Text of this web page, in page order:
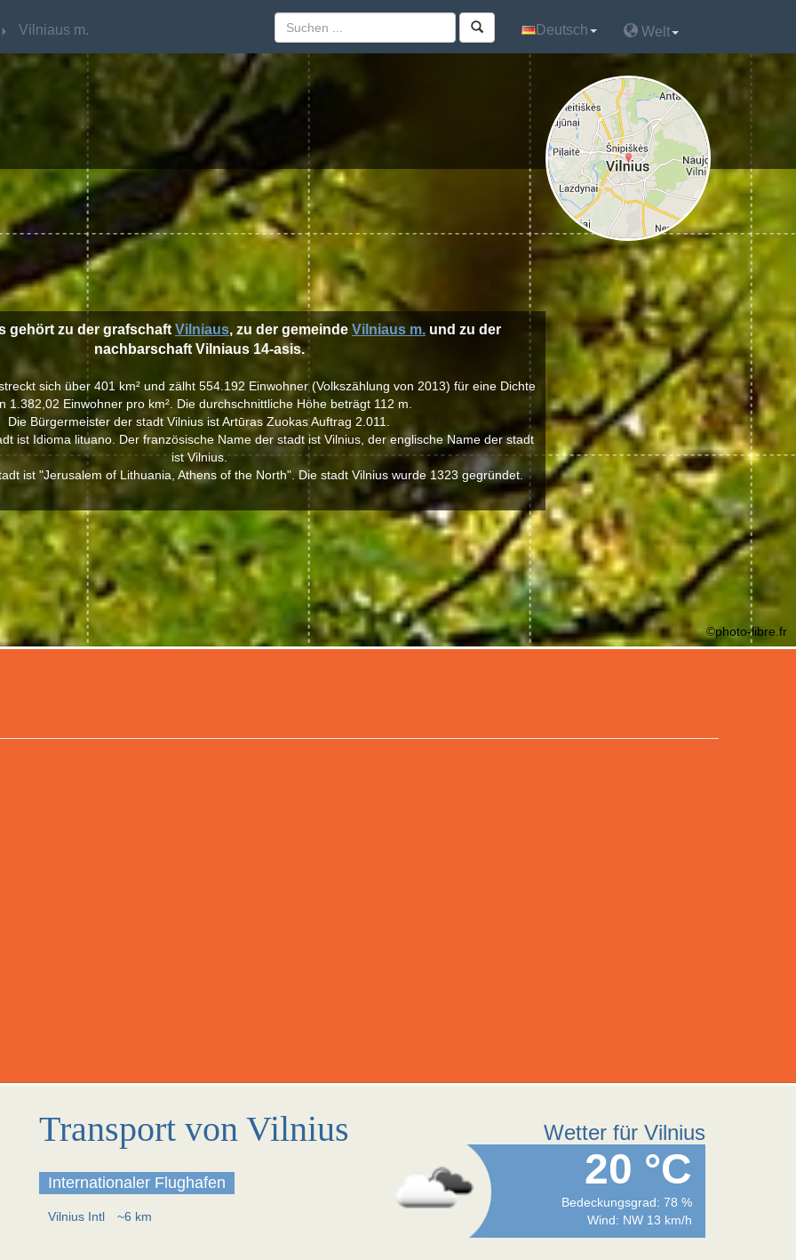
Vilniaus m. Deutsch Welt
gehört zu der grafschaft Vilniaus, zu der gemeinde Vilniaus m. und zu der
nachbarschaft Vilniaus 14-asis.
sich über 401 km² und zälht 554.192 Einwohner (Volkszählung von 2013) für eine Dichte
1.382,02 Einwohner pro km². Die durchschnittliche Höhe beträgt 112 m.
Die Bürgermeister der stadt Vilnius ist Artūras Zuokas Auftrag 2.011.
ist Idioma lituano. Der französische Name der stadt ist Vilnius, der englische Name der stadt
ist Vilnius.
ist "Jerusalem of Lithuania, Athens of the North". Die stadt Vilnius wurde 1323 gegründet.
©photo-libre.fr
Transport von Vilnius
Internationaler Flughafen
Vilnius Intl ~6 km
Wetter für Vilnius
20 °C
Bedeckungsgrad: 78 %
Wind: NW 13 km/h
Vilniaus m. Deutsch Welt